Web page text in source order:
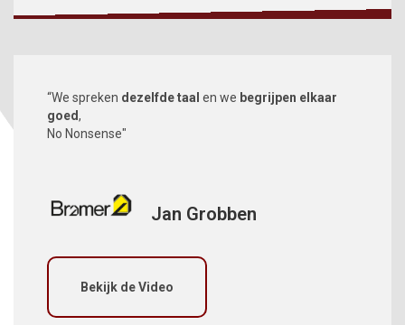
“We spreken dezelfde taal en we begrijpen elkaar
goed,
No Nonsense"
Jan Grobben
Bekijk de Video